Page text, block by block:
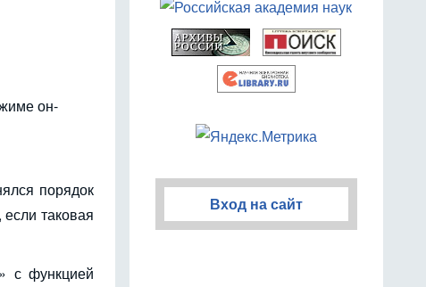
он-
порядок
таковая
с функцией
Вход на сайт